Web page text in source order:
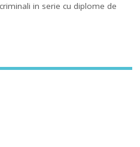
in serie cu diplome de